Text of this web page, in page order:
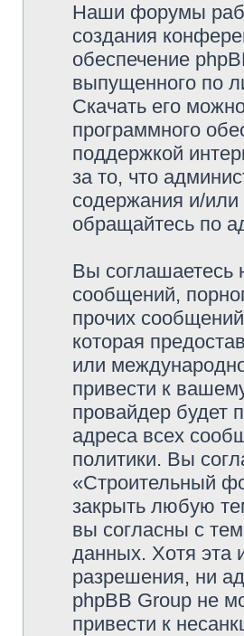
Наши форумы
создания
обеспечение
выпущенного по
Скачать его
программного
поддержкой
за то, что
содержания и/
обращайтесь по
Вы соглашаетесь
сообщений,
прочих
которая
или
привести к
провайдер будет
адреса всех
политики. Вы
«Строительный
закрыть любую
вы согласны с
данных. Хотя эта
разрешения, ни
phpBB Group не
привести к